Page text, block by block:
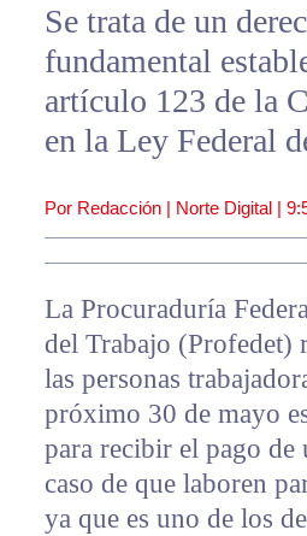
Se trata de un
fundamental
artículo 123 de la
en la Ley Federal
Por Redacción | Norte Digital |
La Procuraduría
del Trabajo (Profedet)
las personas
próximo 30 de mayo
para recibir el pago de
caso de que laboren
ya que es uno de los